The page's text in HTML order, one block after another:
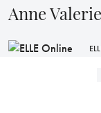
Anne